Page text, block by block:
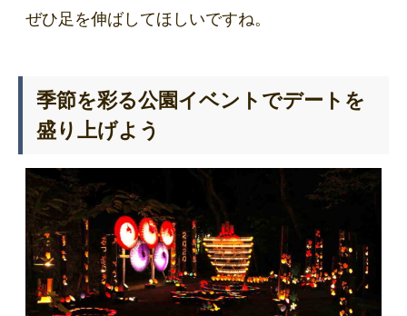
ぜひ足を伸ばしてほしいですね。
季節を彩る公園イベントでデートを
盛り上げよう